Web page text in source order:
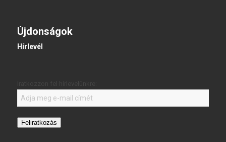
Újdonságok
Hírlevél
Feliratkozás